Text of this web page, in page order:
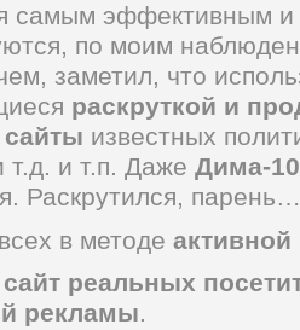
самым эффективным
по моим
заметил, что
раскруткой и
сайты известных
т.д. и т.п. Даже Дима-
Раскрутился, парень…
в методе
сайт реальных
рекламы.